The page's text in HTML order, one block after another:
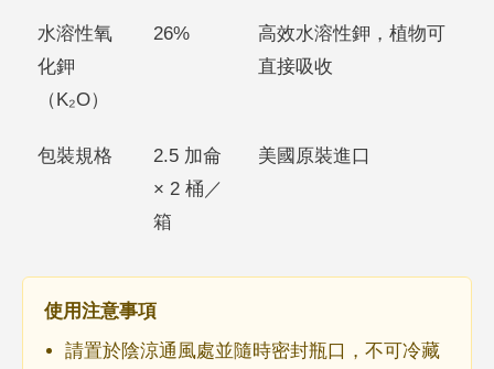
水溶性氧
化鉀
（K₂O）
26%
高效水溶性鉀，植物可
直接吸收
包裝規格
2.5 加侖
× 2 桶／
箱
美國原裝進口
使用注意事項
請置於陰涼通風處並隨時密封瓶口，不可冷藏